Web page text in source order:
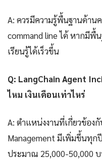
A: ควรมีความรู้พื้นฐานด้าน
command line ได้ หากมีพื้
เรียนรู้ได้เร็วขึ้น
Q: LangChain Agent
ไหม เงินเดือนเท่าไหร่
A: ตำแหน่งงานที่เกี่ยวข้อง
Management มีเพิ่มขึ้นทุก
ประมาณ 25,000-50,000